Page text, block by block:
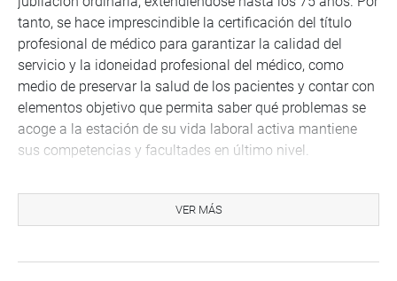
tanto, se hace imprescindible la certificación del título
profesional de médico para garantizar la calidad del
servicio y la idoneidad profesional del médico, como
medio de preservar la salud de los pacientes y contar con
elementos objetivo que permita saber qué problemas se
acoge a la estación de su vida laboral activa mantiene
sus competencias y facultades en último nivel.
colegios profesionales, estos juegan un rol muy
importante en su proceso de certificación, puesto que son
VER MÁS